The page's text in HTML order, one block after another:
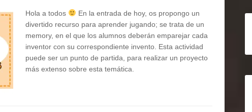
Hola a todos
En la entrada de hoy, os propongo un
divertido recurso para aprender jugando; se trata de un
memory, en el que los alumnos deberán emparejar cada
inventor con su correspondiente invento. Esta actividad
puede ser un punto de partida, para realizar un proyecto
más extenso sobre esta temática.